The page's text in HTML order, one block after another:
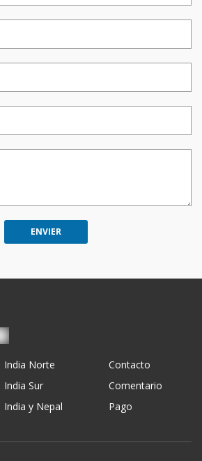
India Norte
India Sur
India y Nepal
Contacto
Comentario
Pago